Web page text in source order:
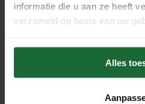
informatie die u aan ze heeft
verzameld op basis van uw
Alles
Kurken
wanddecoratie? Met een
beide. Prik eenvoudig foto's,
bezochte locaties op de kaart
overzicht van uw reizen,